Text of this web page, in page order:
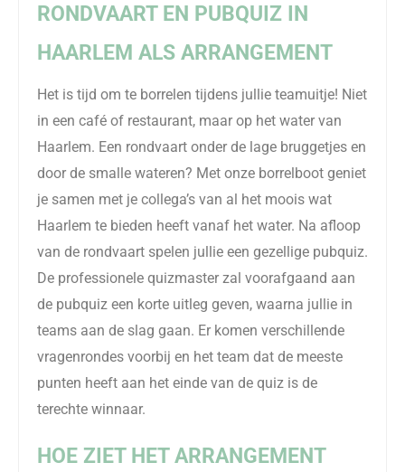
RONDVAART EN PUBQUIZ IN
HAARLEM ALS ARRANGEMENT
Het is tijd om te borrelen tijdens jullie teamuitje! Niet
in een café of restaurant, maar op het water van
Haarlem. Een rondvaart onder de lage bruggetjes en
door de smalle wateren? Met onze borrelboot geniet
je samen met je collega’s van al het moois wat
Haarlem te bieden heeft vanaf het water. Na afloop
van de rondvaart spelen jullie een gezellige pubquiz.
De professionele quizmaster zal voorafgaand aan
de pubquiz een korte uitleg geven, waarna jullie in
teams aan de slag gaan. Er komen verschillende
vragenrondes voorbij en het team dat de meeste
punten heeft aan het einde van de quiz is de
terechte winnaar.
HOE ZIET HET ARRANGEMENT